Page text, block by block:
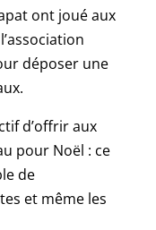
ont joué aux
déposer une
d’offrir aux
pour Noël : ce
de
et même les